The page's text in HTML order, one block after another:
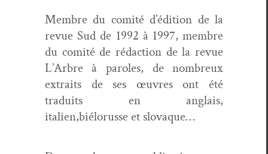
Mem­bre du comité d’édition de la
revue Sud de 1992 à 1997, mem­bre
du comité de rédac­tion de la revue
L’Arbre à paroles, de nom­breux
extraits de ses œuvres ont été
traduits en anglais,
italien,biélorusse et slovaque…